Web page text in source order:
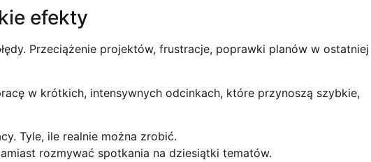
efekty
Przeciążenie projektów, frustracje, poprawki planów w ostatniej
w krótkich, intensywnych odcinkach, które przynoszą szybkie,
Tyle, ile realnie można zrobić.
rozmywać spotkania na dziesiątki tematów.